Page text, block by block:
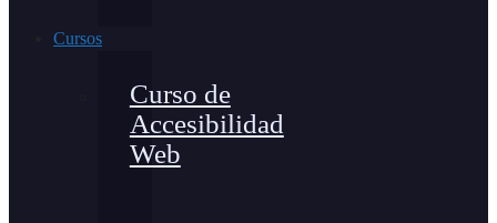
Cursos
Curso de
Accesibilidad
Web